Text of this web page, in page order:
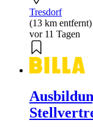
Tresdorf
(13 km entfernt)
vor 11 Tagen